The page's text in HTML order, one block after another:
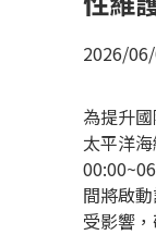
2026/
為提升
太平洋
間將啟
受影響